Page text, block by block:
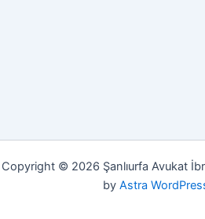
Copyright © 2026 Şanlıurfa Avukat
by Astra